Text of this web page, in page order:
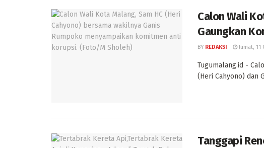
Calon Wali
Gaungkan
BY REDAKSI Jumat, 11
Tugumalang.id -
(Heri Cahyono) dan
Tanggapi